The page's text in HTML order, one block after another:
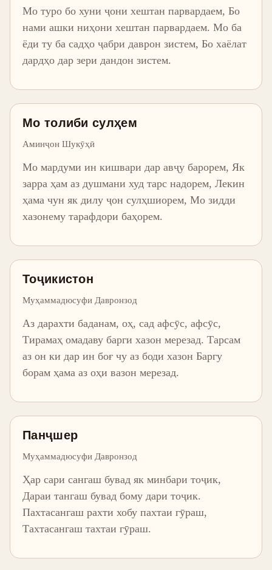
Мо туро бо хуни ҷони хештан парвардаем, Бо
нами ашки ниҳони хештан парвардаем. Мо ба
ёди ту ба садҳо ҷабри даврон зистем, Бо хаёлат
дардҳо дар зери дандон зистем.
Мо толиби сулҳем
Аминҷон Шукӯҳӣ
Мо мардуми ин кишвари дар авҷу барорем, Як
зарра ҳам аз душмани худ тарс надорем, Лекин
ҳама чун як дилу ҷон сулҳшиорем, Мо зидди
хазонему тарафдори баҳорем.
Тоҷикистон
Муҳаммадюсуфи Давронзод
Аз дарахти баданам, оҳ, сад афсӯс, афсӯс,
Тирамаҳ омадаву барги хазон мерезад. Тарсам
аз он ки дар ин боғ чу аз боди хазон Баргу
борам ҳама аз оҳи вазон мерезад.
Панҷшер
Муҳаммадюсуфи Давронзод
Ҳар сари сангаш бувад як минбари тоҷик,
Дараи тангаш бувад бому дари тоҷик.
Пахтасангаш рахти хобу пахтаи гӯраш,
Тахтасангаш тахтаи гӯраш.